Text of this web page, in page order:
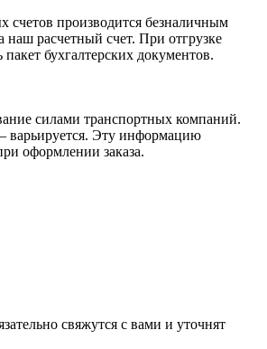
счетов производится безналичным
наш расчетный счет. При отгрузке
пакет бухгалтерских документов.
силами транспортных компаний.
варьируется. Эту информацию
оформлении заказа.
свяжутся с вами и уточнят